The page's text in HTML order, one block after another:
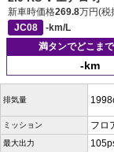
新車時価格269.8万円(税
JC08
-km/L
満タンでどこま
-km
排気量
ミッション フロ
最大出力